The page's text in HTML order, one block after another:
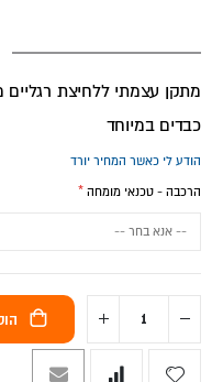
מתקן עצמתי ללחיצת
כבדים במיוחד
הודע לי כאשר המחיר יורד
הרכבה - טכנאי מומחה